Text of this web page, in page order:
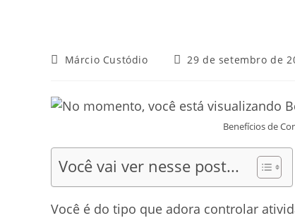
Márcio Custódio 29 de setembro de
Benefícios de
Você vai ver nesse post...
Você é do tipo que adora controlar